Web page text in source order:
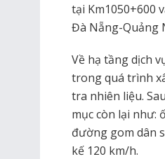
tại Km1050+600
Đà Nẵng-Quảng
Về hạ tầng dịch
trong quá trình
tra nhiên liệu.
mục còn lại như:
đường gom dân
kế 120 km/h.